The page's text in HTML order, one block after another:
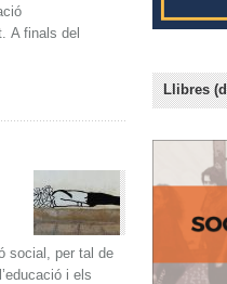
A finals del
social, per tal de
i els
Llibres